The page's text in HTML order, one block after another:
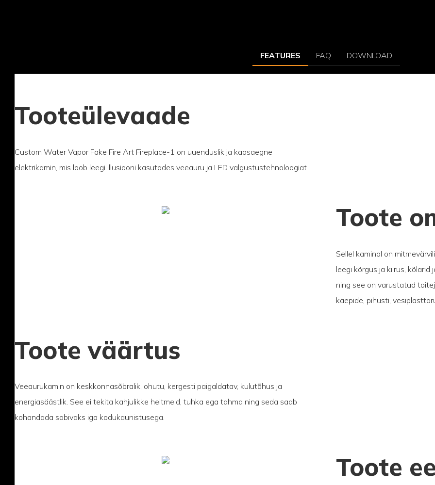
FEATURES FAQ DOWNLOAD
Tooteülevaade
Custom Water Vapor Fake Fire Art Fireplace-1 on uuenduslik ja kaasaegne
elektrikamin, mis loob leegi illusiooni kasutades veeauru ja LED valgustustehnoloogiat.
Toote
Sellel kaminal on
leegi kõrgus ja kiirus,
ning see on varustatud
käepide, pihusti,
Toote väärtus
Veeaurukamin on keskkonnasõbralik, ohutu, kergesti paigaldatav, kulutõhus ja
energiasäästlik. See ei tekita kahjulikke heitmeid, tuhka ega tahma ning seda saab
kohandada sobivaks iga kodukaunistusega.
Toote